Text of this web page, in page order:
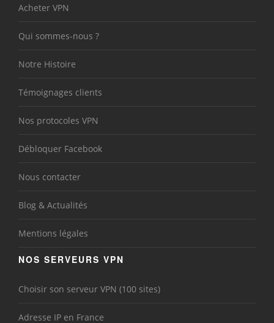
Acheter VPN
Qui sommes-nous ?
Notre Histoire
Témoignages clients
Nos protocoles VPN
Débloquer Facebook
Nous contacter
Blog & Actualités
Mentions légales
NOS SERVEURS VPN
Choisir son serveur VPN (100 sites)
Adresse IP en France